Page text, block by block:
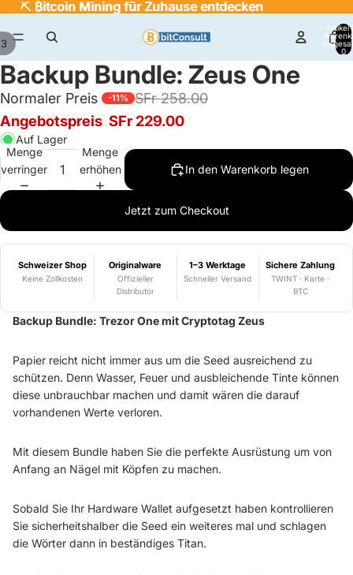
⛏️ ₿itcoin Mining für Zuhause entdecken
⛏️ ₿itcoin Mining für Zuhause entdecken
Artikel
0
3
Backup Bundle: Zeus One
Normaler Preis -11% SFr 258.00
Angebotspreis SFr 229.00
Auf Lager
Menge
verringern
Menge
erhöhen
In den Warenkorb legen
Jetzt zum Checkout
Schweizer Shop
Keine Zollkosten
Originalware
Offizieller
Distributor
1–3 Werktage
Schneller Versand
Sichere Zahlung
TWINT · Karte ·
BTC
Backup Bundle: Trezor One mit Cryptotag Zeus
Papier reicht nicht immer aus um die Seed ausreichend zu
schützen. Denn Wasser, Feuer und ausbleichende Tinte können
diese unbrauchbar machen und damit wären die darauf
vorhandenen Werte verloren.
Mit diesem Bundle haben Sie die perfekte Ausrüstung um von
Anfang an Nägel mit Köpfen zu machen.
Sobald Sie Ihr Hardware Wallet aufgesetzt haben kontrollieren
Sie sicherheitshalber die Seed ein weiteres mal und schlagen
die Wörter dann in beständiges Titan.